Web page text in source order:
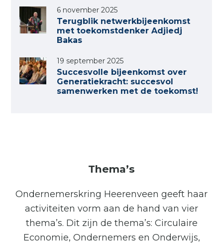
6 november 2025
Terugblik netwerkbijeenkomst
met toekomstdenker Adjiedj
Bakas
19 september 2025
Succesvolle bijeenkomst over
Generatiekracht: succesvol
samenwerken met de toekomst!
Thema’s
Ondernemerskring Heerenveen geeft haar
activiteiten vorm aan de hand van vier
thema’s. Dit zijn de thema’s: Circulaire
Economie, Ondernemers en Onderwijs,